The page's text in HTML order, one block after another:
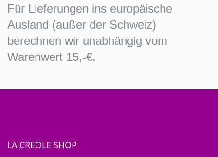
Für Lieferungen ins europäische
Ausland (außer der Schweiz)
berechnen wir unabhängig vom
Warenwert 15,-€.
LA CREOLE SHOP